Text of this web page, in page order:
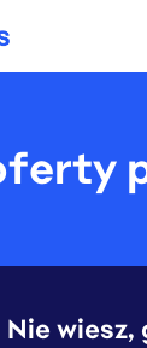
Nie wiesz,